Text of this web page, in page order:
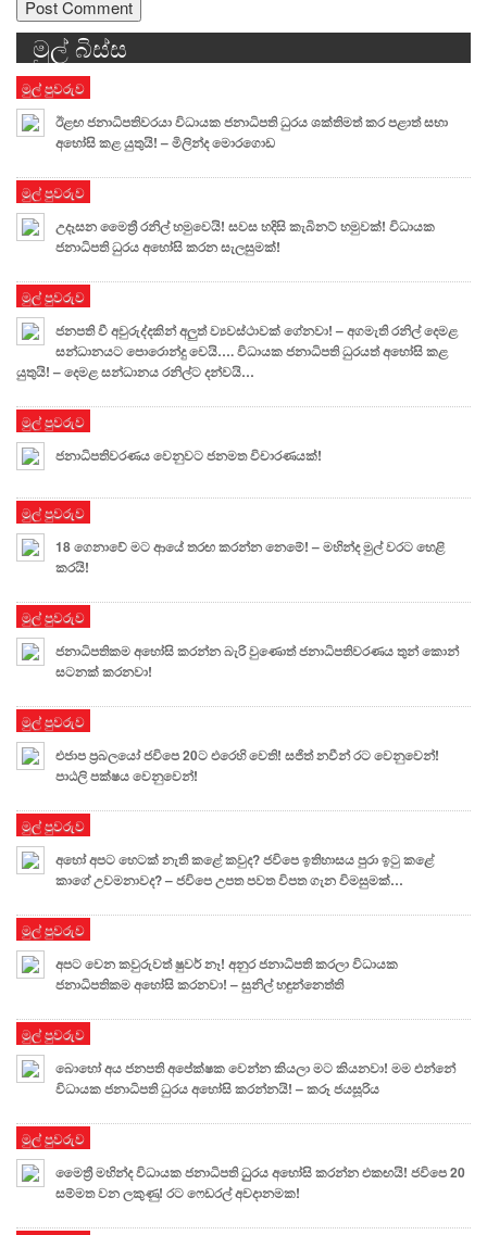
Alternative:
මුල් බිස්ස
මුල් පුවරුව
ඊළඟ ජනාධිපතිවරයා විධායක ජනාධිපති ධුරය ශක්තිමත් කර පළාත් සභා
අහෝසි කළ යුතුයි! – මිලින්ද මොරගොඩ
මුල් පුවරුව
උදෑසන මෛත්‍රී රනිල් හමුවෙයි! සවස හදිසි කැබිනට් හමුවක්! විධායක
ජනාධිපති ධුරය අහෝසි කරන සැලසුමක්!
මුල් පුවරුව
ජනපති වී අවුරුද්දකින් අලුත් ව්‍යවස්ථාවක් ගේනවා! – අගමැති රනිල් දෙමළ
සන්ධානයට පොරොන්දු වෙයි…. විධායක ජනාධිපති ධුරයත් අහෝසි කළ
යුතුයි! – දෙමළ සන්ධානය රනිල්ට දන්වයි…
මුල් පුවරුව
ජනාධිපතිවරණය වෙනුවට ජනමත විචාරණයක්!
මුල් පුවරුව
18 ගෙනාවේ මට ආයේ තරඟ කරන්න නෙමේ! – මහින්ද මුල් වරට හෙළි
කරයි!
මුල් පුවරුව
ජනාධිපතිකම අහෝසි කරන්න බැරි වුණොත් ජනාධිපතිවරණය තුන් කොන්
සටනක් කරනවා!
මුල් පුවරුව
එජාප ප්‍රබලයෝ ජවිපෙ 20ට එරෙහි වෙති! සජිත් නවීන් රට වෙනුවෙන්!
පාඨලි පක්ෂය වෙනුවෙන්!
මුල් පුවරුව
අහෝ අපට හෙටක් නැති කළේ කවුද? ජවිපෙ ඉතිහාසය පුරා ඉටු කළේ
කාගේ උවමනාවද? – ජවිපෙ උපත පවත විපත ගැන විමසුමක්…
මුල් පුවරුව
අපට වෙන කවුරුවත් ෂුවර් නෑ! අනුර ජනාධිපති කරලා විධායක
ජනාධිපතිකම අහෝසි කරනවා! – සුනිල් හඳුන්නෙත්ති
මුල් පුවරුව
බොහෝ අය ජනපති අපේක්ෂක වෙන්න කියලා මට කියනවා! මම එන්නේ
විධායක ජනාධිපති ධුරය අහෝසි කරන්නයි! – කරූ ජයසූරිය
මුල් පුවරුව
මෛත්‍රී මහින්ද විධායක ජනාධිපති ධුුරය අහෝසි කරන්න එකඟයි! ජවිපෙ 20
සම්මත වන ලකුණු! රට ෆෙඩරල් අවදානමක!